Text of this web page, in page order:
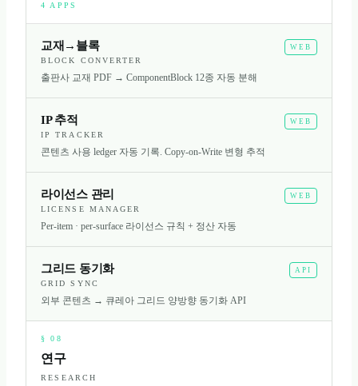
4 APPS
교재→블록
WEB
BLOCK CONVERTER
출판사 교재 PDF → ComponentBlock 12종 자동 분해
IP 추적
WEB
IP TRACKER
콘텐츠 사용 ledger 자동 기록. Copy-on-Write 변형 추적
라이선스 관리
WEB
LICENSE MANAGER
Per-item · per-surface 라이선스 규칙 + 정산 자동
그리드 동기화
API
GRID SYNC
외부 콘텐츠 → 큐레아 그리드 양방향 동기화 API
§08
연구
RESEARCH